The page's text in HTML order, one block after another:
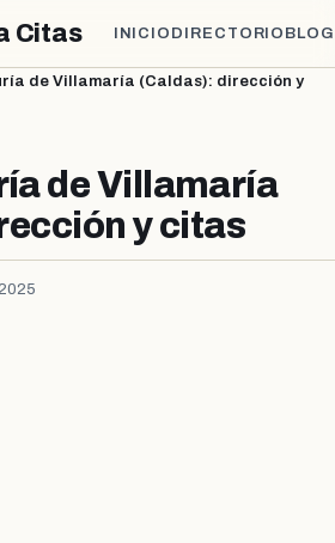
Citas INICIO DIRECTORIO BLOG
de Villamaría (Caldas): dirección y
de Villamaría
y citas